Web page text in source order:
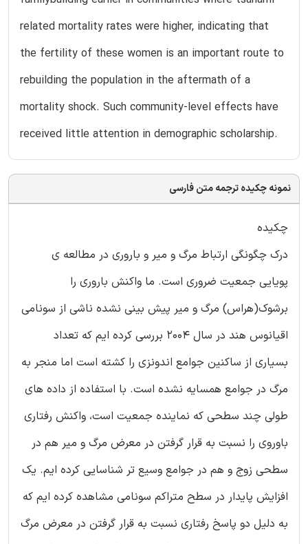
related mortality rates were higher, indicating that
the fertility of these women is an important route to
rebuilding the population in the aftermath of a
mortality shock. Such community-level effects have
received little attention in demographic scholarship.
نمونه چکیده ترجمه متن فارسی
چکیده
درک چگونگی ارتباط مرگ و میر و باروری در مطالعه ی
پویایی جمعیت ضروری است. ما واکنش باروری را
برشوک(هراس) مرگ و میر پیش بینی نشده ناشی از سونامی
اقیانوس هند در سال 2004 بررسی کرده ایم که تعداد
بسیاری از ساکنین جوامع اندونزی را کشته است اما منجر به
مرگ در جوامع همسایه نشده است. با استفاده از داده های
طولی چند سطحی که نماینده جمعیت است، واکنش رفتاری
باوروی را نسبت به قرار گرفتن در معرض مرگ و میر هم در
سطحی زوج و هم در جوامع وسیع تر شناسایی کرده ایم. یک
افزایش پایدار در سطح متراکم سونامی مشاهده کرده ایم که
به دلیل دو پاسخ رفتاری نسبت به قرار گرفتن در معرض مرگ